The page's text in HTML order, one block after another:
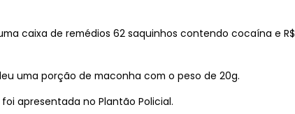
caixa de remédios 62 saquinhos contendo cocaína e R$
uma porção de maconha com o peso de 20g.
apresentada no Plantão Policial.